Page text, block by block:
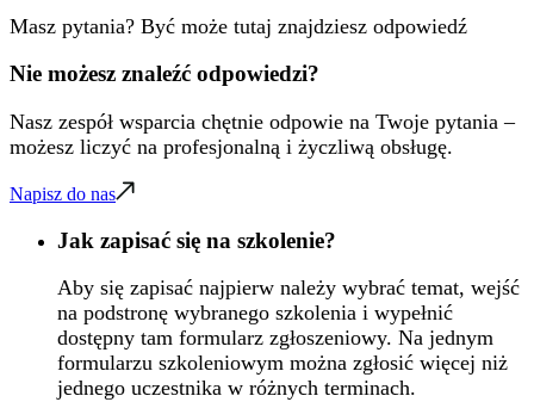
Masz pytania? Być może tutaj znajdziesz odpowiedź
Nie możesz znaleźć odpowiedzi?
Nasz zespół wsparcia chętnie odpowie na Twoje pytania –
możesz liczyć na profesjonalną i życzliwą obsługę.
Napisz do nas
Jak zapisać się na szkolenie?
Aby się zapisać najpierw należy wybrać temat, wejść
na podstronę wybranego szkolenia i wypełnić
dostępny tam formularz zgłoszeniowy. Na jednym
formularzu szkoleniowym można zgłosić więcej niż
jednego uczestnika w różnych terminach.